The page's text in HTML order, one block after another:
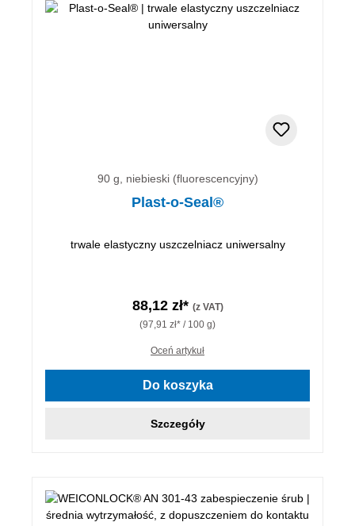
90 g, niebieski (fluorescencyjny)
Plast-o-Seal®
trwale elastyczny uszczelniacz uniwersalny
88,12 zł* (z VAT)
(97,91 zł* / 100 g)
Oceń artykuł
Do koszyka
Szczegóły